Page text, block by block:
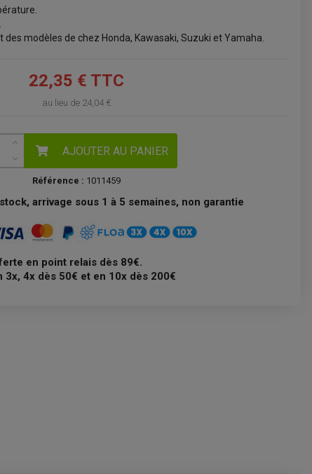
modèles de chez Honda, Kawasaki, Suzuki et Yamaha.
22,35 € TTC
au lieu de 24,04 €
AJOUTER AU PANIER
Référence : 1011459
arrivage sous 1 à 5 semaines, non garantie
en point relais dès 89€.
3x, 4x dès 50€ et en 10x dès 200€